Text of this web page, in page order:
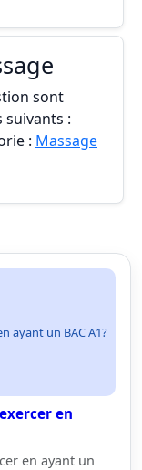
sont
suivants :
: Massage
ayant un BAC A1?
en
en ayant un